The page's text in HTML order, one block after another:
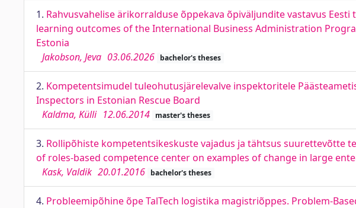
1. Rahvusvahelise ärikorralduse õppekava õpiväljundite vastavus
learning outcomes of the International Business Administration
Estonia
Jakobson, Jeva 03.06.2026 bachelor's theses
2. Kompetentsimudel tuleohutusjärelevalve inspektoritele
Inspectors in Estonian Rescue Board
Kaldma, Külli 12.06.2014 master's theses
3. Rollipõhiste kompetentsikeskuste vajadus ja tähtsus suurettevõtte
of roles-based competence center on examples of change in large
Kask, Valdik 20.01.2016 bachelor's theses
4. Probleemipõhine õpe TalTech logistika magistriõppes. Problem-